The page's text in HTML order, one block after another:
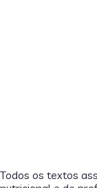
Todos os textos